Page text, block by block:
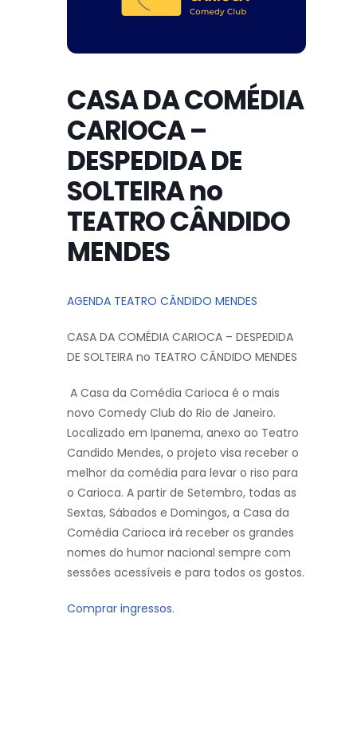
CASA DA COMÉDIA
CARIOCA –
DESPEDIDA DE
SOLTEIRA no
TEATRO CÂNDIDO
MENDES
AGENDA TEATRO CÂNDIDO MENDES
CASA DA COMÉDIA CARIOCA – DESPEDIDA
DE SOLTEIRA no TEATRO CÂNDIDO MENDES
A Casa da Comédia Carioca é o mais
novo Comedy Club do Rio de Janeiro.
Localizado em Ipanema, anexo ao Teatro
Candido Mendes, o projeto visa receber o
melhor da comédia para levar o riso para
o Carioca. A partir de Setembro, todas as
Sextas, Sábados e Domingos, a Casa da
Comédia Carioca irá receber os grandes
nomes do humor nacional sempre com
sessões acessíveis e para todos os gostos.
Comprar ingressos.